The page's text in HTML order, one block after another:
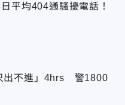
平均404通騷擾電話！
出不進」4hrs 警1800